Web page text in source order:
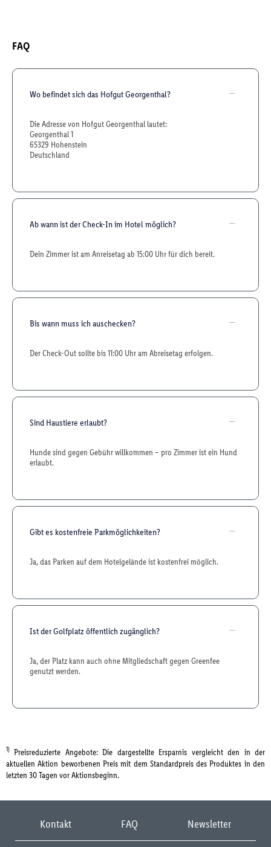
FAQ
Wo befindet sich das Hofgut Georgenthal?
Die Adresse von Hofgut Georgenthal lautet:
Georgenthal 1
65329 Hohenstein
Deutschland
Ab wann ist der Check-In im Hotel möglich?
Dein Zimmer ist am Anreisetag ab 15:00 Uhr für dich bereit.
Bis wann muss ich auschecken?
Der Check-Out sollte bis 11:00 Uhr am Abreisetag erfolgen.
Sind Haustiere erlaubt?
Hunde sind gegen Gebühr willkommen – pro Zimmer ist ein Hund
erlaubt.
Gibt es kostenfreie Parkmöglichkeiten?
Ja, das Parken auf dem Hotelgelände ist kostenfrei möglich.
Ist der Golfplatz öffentlich zugänglich?
Ja, der Platz kann auch ohne Mitgliedschaft gegen Greenfee
genutzt werden.
1) Preisreduzierte Angebote: Die dargestellte Ersparnis vergleicht den in der
aktuellen Aktion beworbenen Preis mit dem Standardpreis des Produktes in den
letzten 30 Tagen vor Aktionsbeginn.
Kontakt FAQ Newsletter